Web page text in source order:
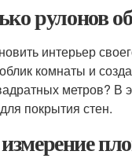
рулонов
интерьер
комнаты и
метров? В
покрытия стен.